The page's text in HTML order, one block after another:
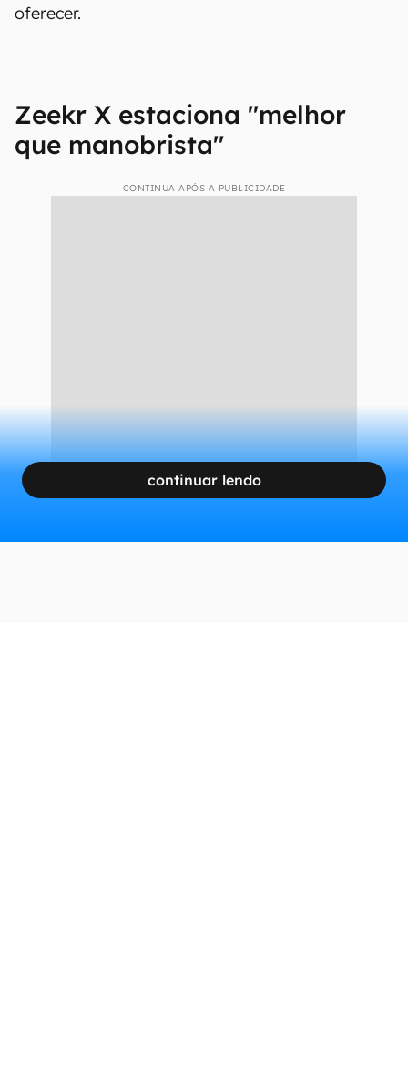
oferecer.
Zeekr X estaciona "melhor
que manobrista"
CONTINUA APÓS A PUBLICIDADE
continuar lendo